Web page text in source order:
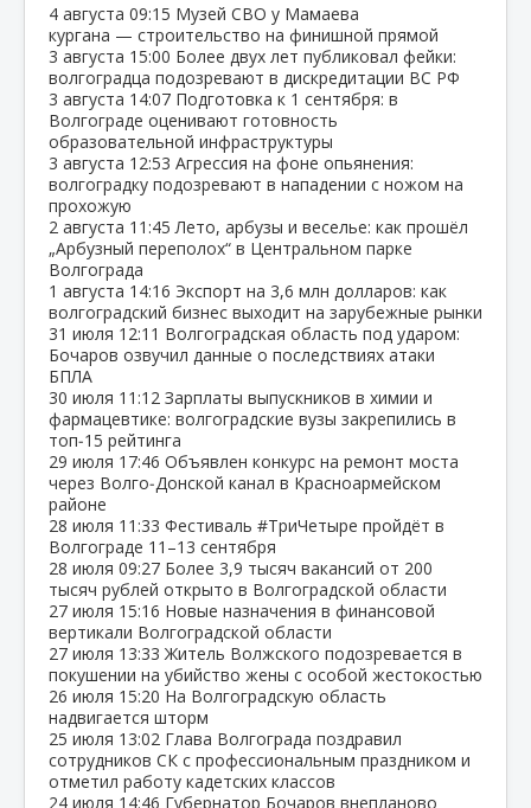
4 августа 09:15 Музей СВО у Мамаева
кургана — строительство на финишной прямой
3 августа 15:00 Более двух лет публиковал фейки:
волгоградца подозревают в дискредитации ВС РФ
3 августа 14:07 Подготовка к 1 сентября: в
Волгограде оценивают готовность
образовательной инфраструктуры
3 августа 12:53 Агрессия на фоне опьянения:
волгоградку подозревают в нападении с ножом на
прохожую
2 августа 11:45 Лето, арбузы и веселье: как прошёл
„Арбузный переполох“ в Центральном парке
Волгограда
1 августа 14:16 Экспорт на 3,6 млн долларов: как
волгоградский бизнес выходит на зарубежные рынки
31 июля 12:11 Волгоградская область под ударом:
Бочаров озвучил данные о последствиях атаки
БПЛА
30 июля 11:12 Зарплаты выпускников в химии и
фармацевтике: волгоградские вузы закрепились в
топ‑15 рейтинга
29 июля 17:46 Объявлен конкурс на ремонт моста
через Волго‑Донской канал в Красноармейском
районе
28 июля 11:33 Фестиваль #ТриЧетыре пройдёт в
Волгограде 11–13 сентября
28 июля 09:27 Более 3,9 тысяч вакансий от 200
тысяч рублей открыто в Волгоградской области
27 июля 15:16 Новые назначения в финансовой
вертикали Волгоградской области
27 июля 13:33 Житель Волжского подозревается в
покушении на убийство жены с особой жестокостью
26 июля 15:20 На Волгоградскую область
надвигается шторм
25 июля 13:02 Глава Волгограда поздравил
сотрудников СК с профессиональным праздником и
отметил работу кадетских классов
24 июля 14:46 Губернатор Бочаров внепланово